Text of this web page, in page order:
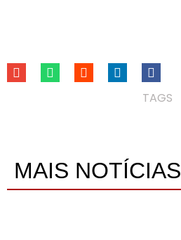
TAGS
MAIS NOTÍCIAS